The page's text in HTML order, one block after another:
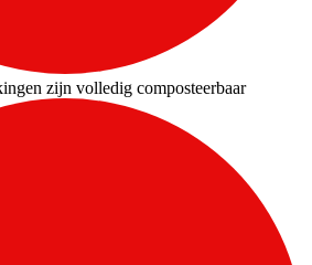
zijn volledig composteerbaar